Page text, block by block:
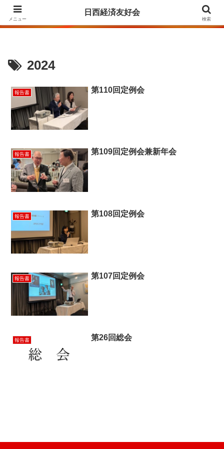
Agrupación para la Amistad y el Fomento de las Relaciones Económicas
2024
報告書 第110回定例会
報告書 第109回定例会兼新年会
報告書 第108回定例会
報告書 第107回定例会
報告書 第26回総会
メニュー
日西経済友好会
検索